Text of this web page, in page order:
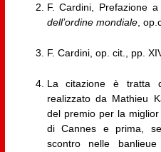
F. Cardini, Prefazione
dell’ordine mondiale,
F. Cardini, op. cit., pp.
La citazione è
realizzato da Mathieu
del premio per la
di Cannes e prima,
scontro nelle